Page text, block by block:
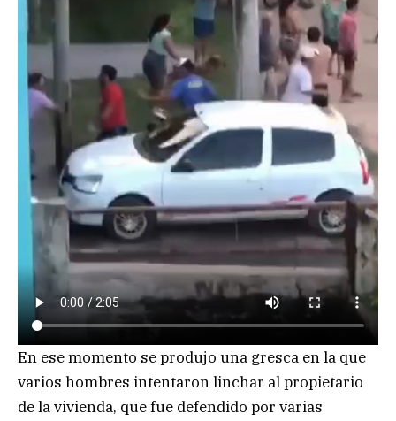
En ese momento se produjo una gresca en la que
varios hombres intentaron linchar al propietario
de la vivienda, que fue defendido por varias